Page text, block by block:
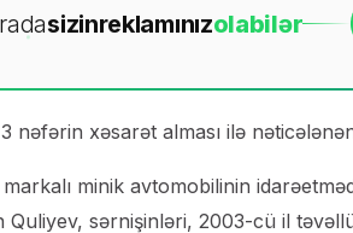
sizinreklamınızolabilər
nəfərin xəsarət alması ilə
minik avtomobilinin
sərnişinləri, 2003-cü il